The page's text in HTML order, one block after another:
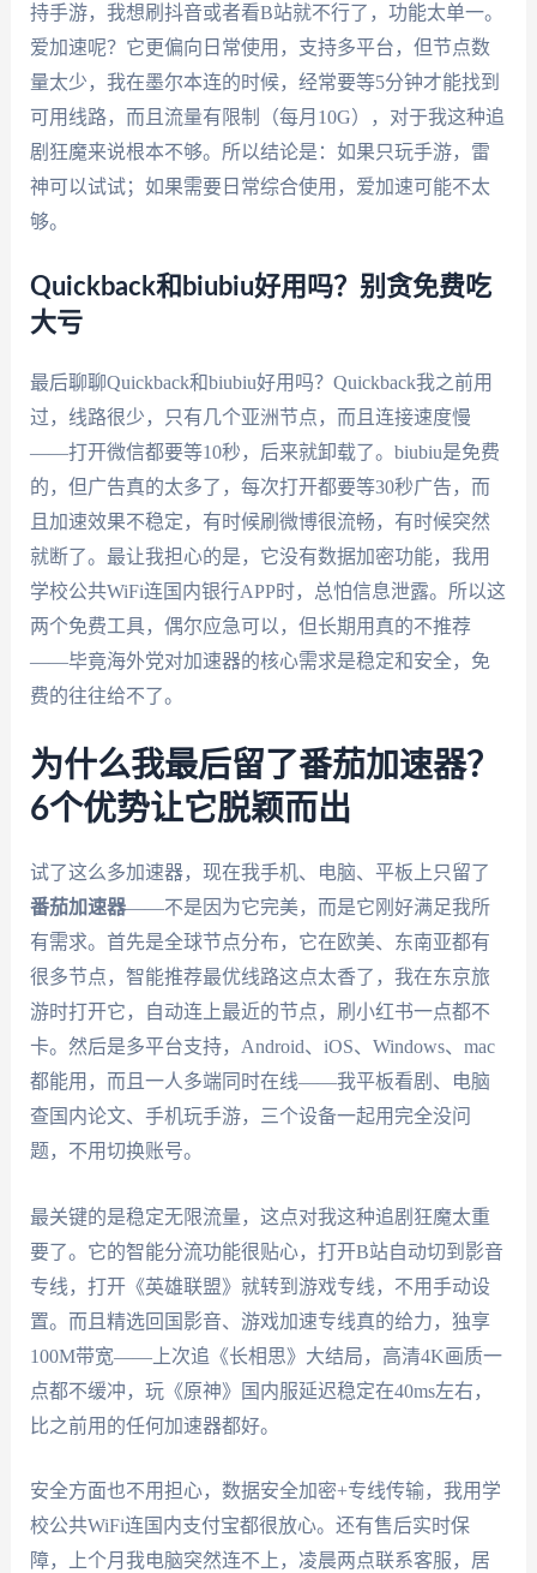
持手游，我想刷抖音或者看B站就不行了，功能太单一。
爱加速呢？它更偏向日常使用，支持多平台，但节点数
量太少，我在墨尔本连的时候，经常要等5分钟才能找到
可用线路，而且流量有限制（每月10G），对于我这种追
剧狂魔来说根本不够。所以结论是：如果只玩手游，雷
神可以试试；如果需要日常综合使用，爱加速可能不太
够。
Quickback和biubiu好用吗？别贪免费吃
大亏
最后聊聊Quickback和biubiu好用吗？Quickback我之前用
过，线路很少，只有几个亚洲节点，而且连接速度慢
——打开微信都要等10秒，后来就卸载了。biubiu是免费
的，但广告真的太多了，每次打开都要等30秒广告，而
且加速效果不稳定，有时候刷微博很流畅，有时候突然
就断了。最让我担心的是，它没有数据加密功能，我用
学校公共WiFi连国内银行APP时，总怕信息泄露。所以这
两个免费工具，偶尔应急可以，但长期用真的不推荐
——毕竟海外党对加速器的核心需求是稳定和安全，免
费的往往给不了。
为什么我最后留了番茄加速器？
6个优势让它脱颖而出
试了这么多加速器，现在我手机、电脑、平板上只留了
番茄加速器——不是因为它完美，而是它刚好满足我所
有需求。首先是全球节点分布，它在欧美、东南亚都有
很多节点，智能推荐最优线路这点太香了，我在东京旅
游时打开它，自动连上最近的节点，刷小红书一点都不
卡。然后是多平台支持，Android、iOS、Windows、mac
都能用，而且一人多端同时在线——我平板看剧、电脑
查国内论文、手机玩手游，三个设备一起用完全没问
题，不用切换账号。
最关键的是稳定无限流量，这点对我这种追剧狂魔太重
要了。它的智能分流功能很贴心，打开B站自动切到影音
专线，打开《英雄联盟》就转到游戏专线，不用手动设
置。而且精选回国影音、游戏加速专线真的给力，独享
100M带宽——上次追《长相思》大结局，高清4K画质一
点都不缓冲，玩《原神》国内服延迟稳定在40ms左右，
比之前用的任何加速器都好。
安全方面也不用担心，数据安全加密+专线传输，我用学
校公共WiFi连国内支付宝都很放心。还有售后实时保
障，上个月我电脑突然连不上，凌晨两点联系客服，居